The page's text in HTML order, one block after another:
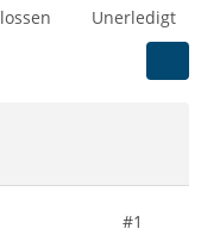
Unerledigt
#1